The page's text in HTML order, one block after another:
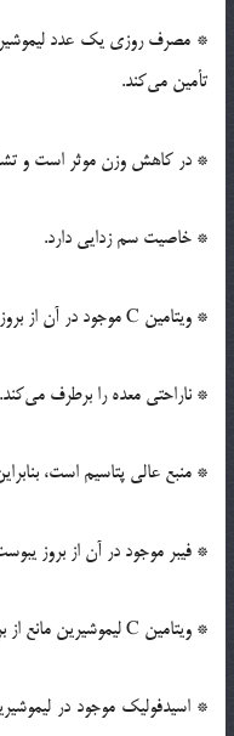
تأمین می‌کند.
* در کاهش وزن موثر است و
* خاصیت سم زدایی دارد.
* ویتامین C موجود در آن از بروز سرطان پیشگیری می‌کند.
* ناراحتی معده را برطرف می‌کند.
* منبع عالی پتاسیم است،
* فیبر موجود در آن از بروز
* ویتامین C لیموشیرین مانع از بروز بیماری لثه می‌شود.
* اسیدفولیک موجود در